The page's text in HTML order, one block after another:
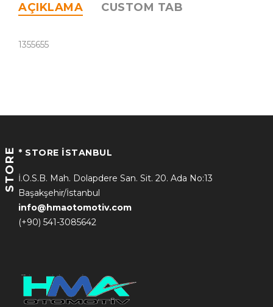
AÇIKLAMA CUSTOM TAB
1355655
STORE * STORE İSTANBUL
İ.O.S.B. Mah. Dolapdere San. Sit. 20. Ada No:13
Başakşehir/İstanbul
info@hmaotomotiv.com
(+90) 541-3085642